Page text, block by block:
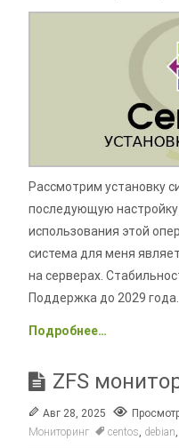
Рассмотрим установку
последующую настройку
использования этой
система для меня
на серверах.
Поддержка до 2029 года.
Подробнее…
ZFS
Авг 28, 2025
Мониторинг
centos, debian,